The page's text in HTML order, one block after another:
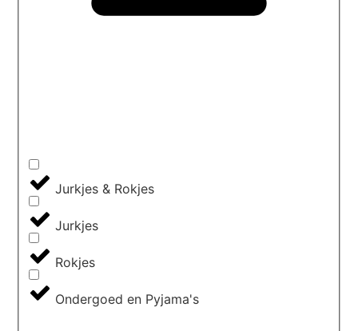
Jurkjes & Rokjes
Jurkjes
Rokjes
Ondergoed en Pyjama's